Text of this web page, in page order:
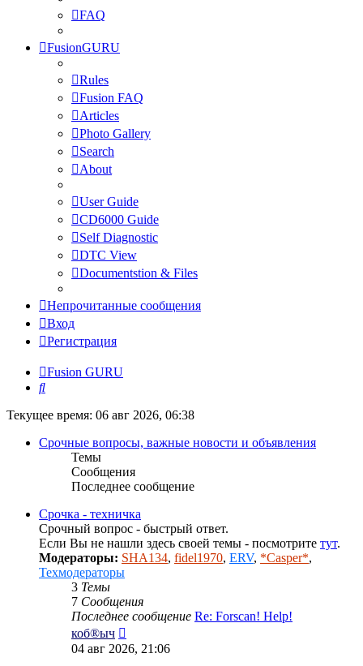
FAQ
FusionGURU
Rules
Fusion FAQ
Articles
Photo Gallery
Search
About
User Guide
CD6000 Guide
Self Diagnostic
DTC View
Documentstion & Files
Непрочитанные сообщения
Вход
Регистрация
Fusion GURU
Поиск
Текущее время: 06 авг 2026, 06:38
Срочные вопросы, важные новости и объявления
Темы
Сообщения
Последнее сообщение
Срочка - техничка
Срочный вопрос - быстрый ответ.
Если Вы не нашли здесь своей темы - посмотрите тут.
Модераторы: SHA134, fidel1970, ERV, *Casper*,
Техмодераторы
3 Темы
7 Сообщения
Последнее сообщение Re: Forscan! Help!
коб®ыч
к
04 авг 2026, 21:06